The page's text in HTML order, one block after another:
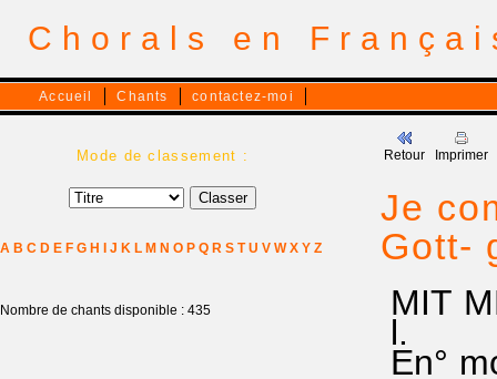
Chorals en
Accueil Chants contactez-moi
Mode de classement :
A B C D E F G H J K L M N O P Q R S T U V W X Y Z
Nombre de chants disponible : 435
Retour Imprimer
Je
Gott-
MIT
l.
En°